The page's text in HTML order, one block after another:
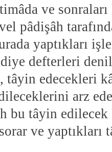
ve
pâdişâh
yaptıkları
defterleri
tâyin edecekleri
arz
bu tâyin edilecek
ve